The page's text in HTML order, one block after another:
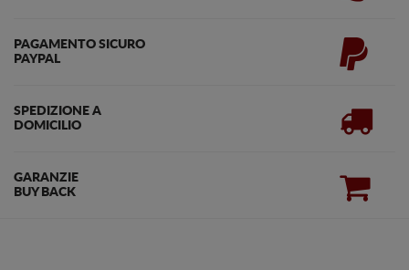
PAGAMENTO SICURO
PAYPAL
SPEDIZIONE A
DOMICILIO
GARANZIE
BUY BACK